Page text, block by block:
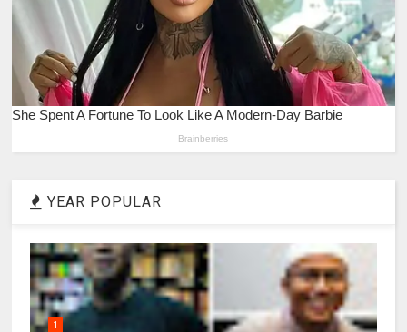
YEAR POPULAR
1